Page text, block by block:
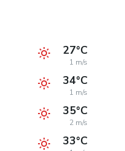
27°C
1 m/s
34°C
1 m/s
35°C
2 m/s
33°C